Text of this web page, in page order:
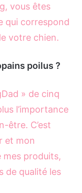
vous êtes
qui correspond
votre chien.
poilus ?
» de cinq
l’importance
être. C’est
et mon
mes produits,
de qualité les